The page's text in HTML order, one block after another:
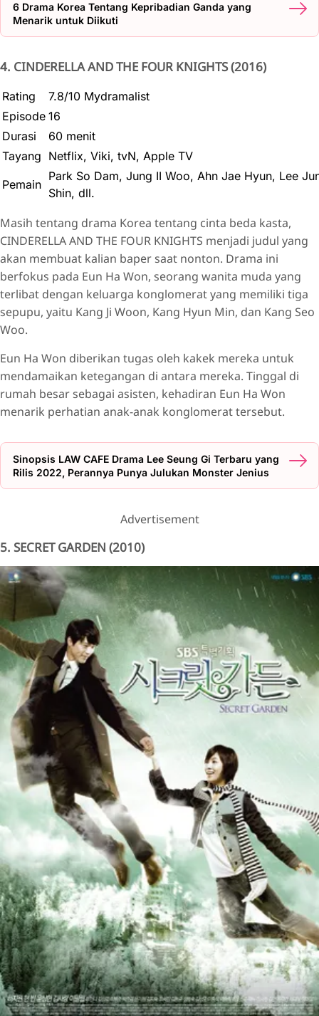
6 Drama Korea Tentang Kepribadian Ganda yang
Menarik untuk Diikuti
4. CINDERELLA AND THE FOUR KNIGHTS (2016)
Rating
7.8/10 Mydramalist
Episode 16
Durasi
60 menit
Tayang Netflix, Viki, tvN, Apple TV
Pemain
Park So Dam, Jung II Woo, Ahn Jae Hyun, Lee
Shin, dll.
Masih tentang drama Korea tentang cinta beda kasta,
CINDERELLA AND THE FOUR KNIGHTS menjadi judul yang
akan membuat kalian baper saat nonton. Drama ini
berfokus pada Eun Ha Won, seorang wanita muda yang
terlibat dengan keluarga konglomerat yang memiliki tiga
sepupu, yaitu Kang Ji Woon, Kang Hyun Min, dan Kang Seo
Woo.
Eun Ha Won diberikan tugas oleh kakek mereka untuk
mendamaikan ketegangan di antara mereka. Tinggal di
rumah besar sebagai asisten, kehadiran Eun Ha Won
menarik perhatian anak-anak konglomerat tersebut.
Sinopsis LAW CAFE Drama Lee Seung Gi Terbaru yang
Rilis 2022, Perannya Punya Julukan Monster Jenius
Advertisement
5. SECRET GARDEN (2010)